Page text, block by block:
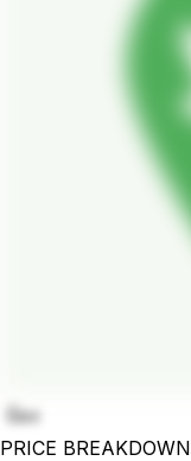
บ้อง
PRICE BREAKDOWN